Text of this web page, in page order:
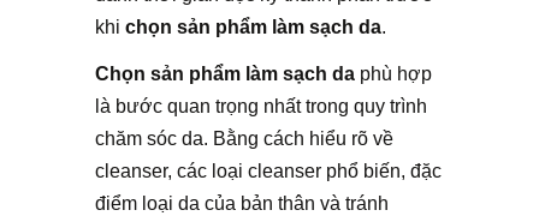
khi chọn sản phẩm làm sạch da.
Chọn sản phẩm làm sạch da phù hợp
là bước quan trọng nhất trong quy trình
chăm sóc da. Bằng cách hiểu rõ về
cleanser, các loại cleanser phổ biến, đặc
điểm loại da của bản thân và tránh